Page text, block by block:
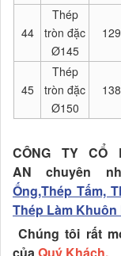
44
Thép
tròn đặc
Ø145
45
Thép
tròn đặc
Ø150
CÔNG TY CỔ
AN chuyên
Ống,Thép Tấm,
Thép Làm Khuôn
Chúng tôi rất
củaQuý Khách.